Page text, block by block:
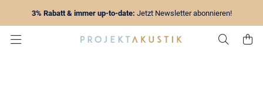
3% Rabatt & immer up-to-date: Jetzt Newsletter abonnieren!
Zur